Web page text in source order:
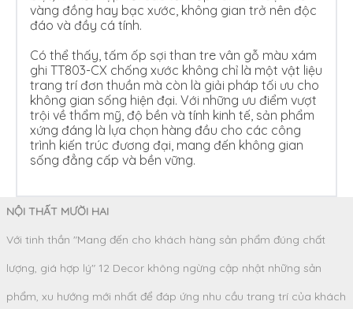
vàng đồng hay bạc xước, không gian trở nên độc
đáo và đầy cá tính.
Có thể thấy, tấm ốp sợi than tre vân gỗ màu xám
ghi TT803-CX chống xước không chỉ là một vật liệu
trang trí đơn thuần mà còn là giải pháp tối ưu cho
không gian sống hiện đại. Với những ưu điểm vượt
trội về thẩm mỹ, độ bền và tính kinh tế, sản phẩm
xứng đáng là lựa chọn hàng đầu cho các công
trình kiến trúc đương đại, mang đến không gian
sống đẳng cấp và bền vững.
NỘI THẤT MƯỜI HAI
Với tinh thần "Mang đến cho khách hàng sản phẩm đúng chất
lượng, giá hợp lý" 12 Decor không ngừng cập nhật những sản
phẩm, xu hướng mới nhất để đáp ứng nhu cầu trang trí của khách